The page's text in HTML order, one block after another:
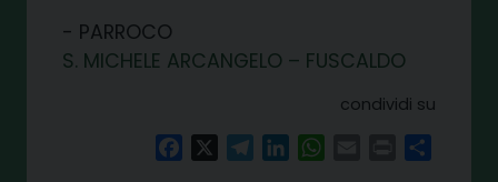
PARROCO
S. MICHELE ARCANGELO – FUSCALDO
condividi su
FacebookTelegramLinkedInWhatsAppPrint